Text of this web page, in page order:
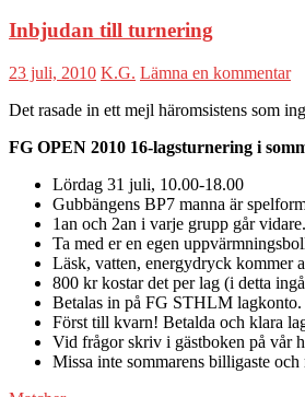
Inbjudan till turnering
23 juli, 2010 K.G. Lämna en kommentar
Det rasade in ett mejl häromsistens som
FG OPEN 2010 16-lagsturnering i
Lördag 31 juli, 10.00-18.00
Gubbängens BP7 manna är
1an och 2an i varje grupp går
Ta med er en egen
Läsk, vatten, energydryck kommer
800 kr kostar det per lag (i detta
Betalas in på FG STHLM
Först till kvarn! Betalda och klara
Vid frågor skriv i gästboken på vår
Missa inte sommarens billigaste